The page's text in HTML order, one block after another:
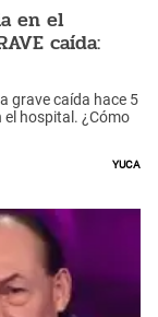
en el
caída:
grave caída hace 5
el hospital. ¿Cómo
Yuca